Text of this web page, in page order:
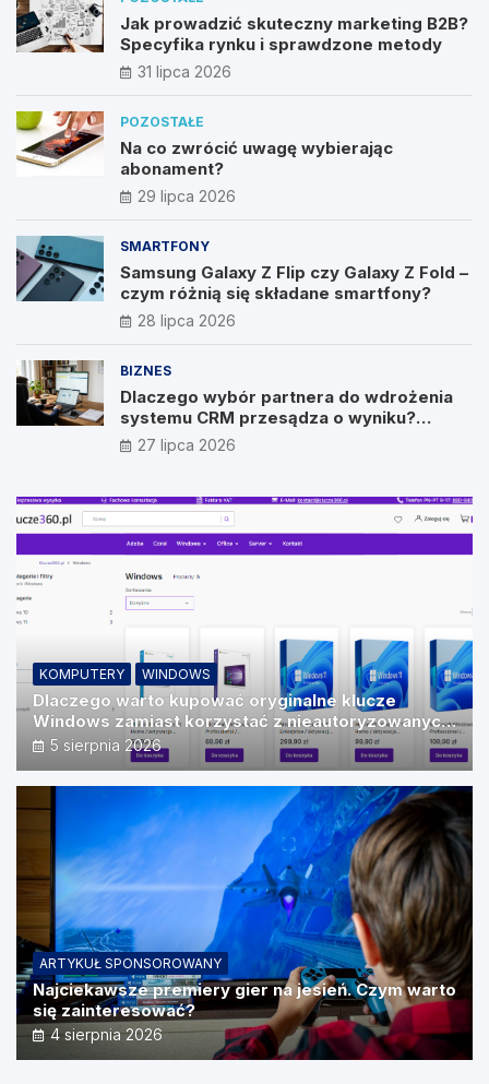
Jak prowadzić skuteczny marketing B2B?
Specyfika rynku i sprawdzone metody
31 lipca 2026
POZOSTAŁE
Na co zwrócić uwagę wybierając
abonament?
29 lipca 2026
SMARTFONY
Samsung Galaxy Z Flip czy Galaxy Z Fold –
czym różnią się składane smartfony?
28 lipca 2026
BIZNES
Dlaczego wybór partnera do wdrożenia
systemu CRM przesądza o wyniku?
Wywiad z Pawłem Prymakowskim, CEO IT
Vision
27 lipca 2026
KOMPUTERY WINDOWS
Dlaczego warto kupować oryginalne klucze
Windows zamiast korzystać z nieautoryzowanych
źródeł?
5 sierpnia 2026
ARTYKUŁ SPONSOROWANY
Najciekawsze premiery gier na jesień. Czym warto
się zainteresować?
4 sierpnia 2026